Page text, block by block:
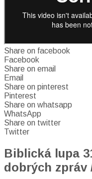
Share on facebook
Facebook
Share on email
Email
Share on pinterest
Pinterest
Share on whatsapp
WhatsApp
Share on twitter
Twitter
Biblická lupa
dobrých zpráv